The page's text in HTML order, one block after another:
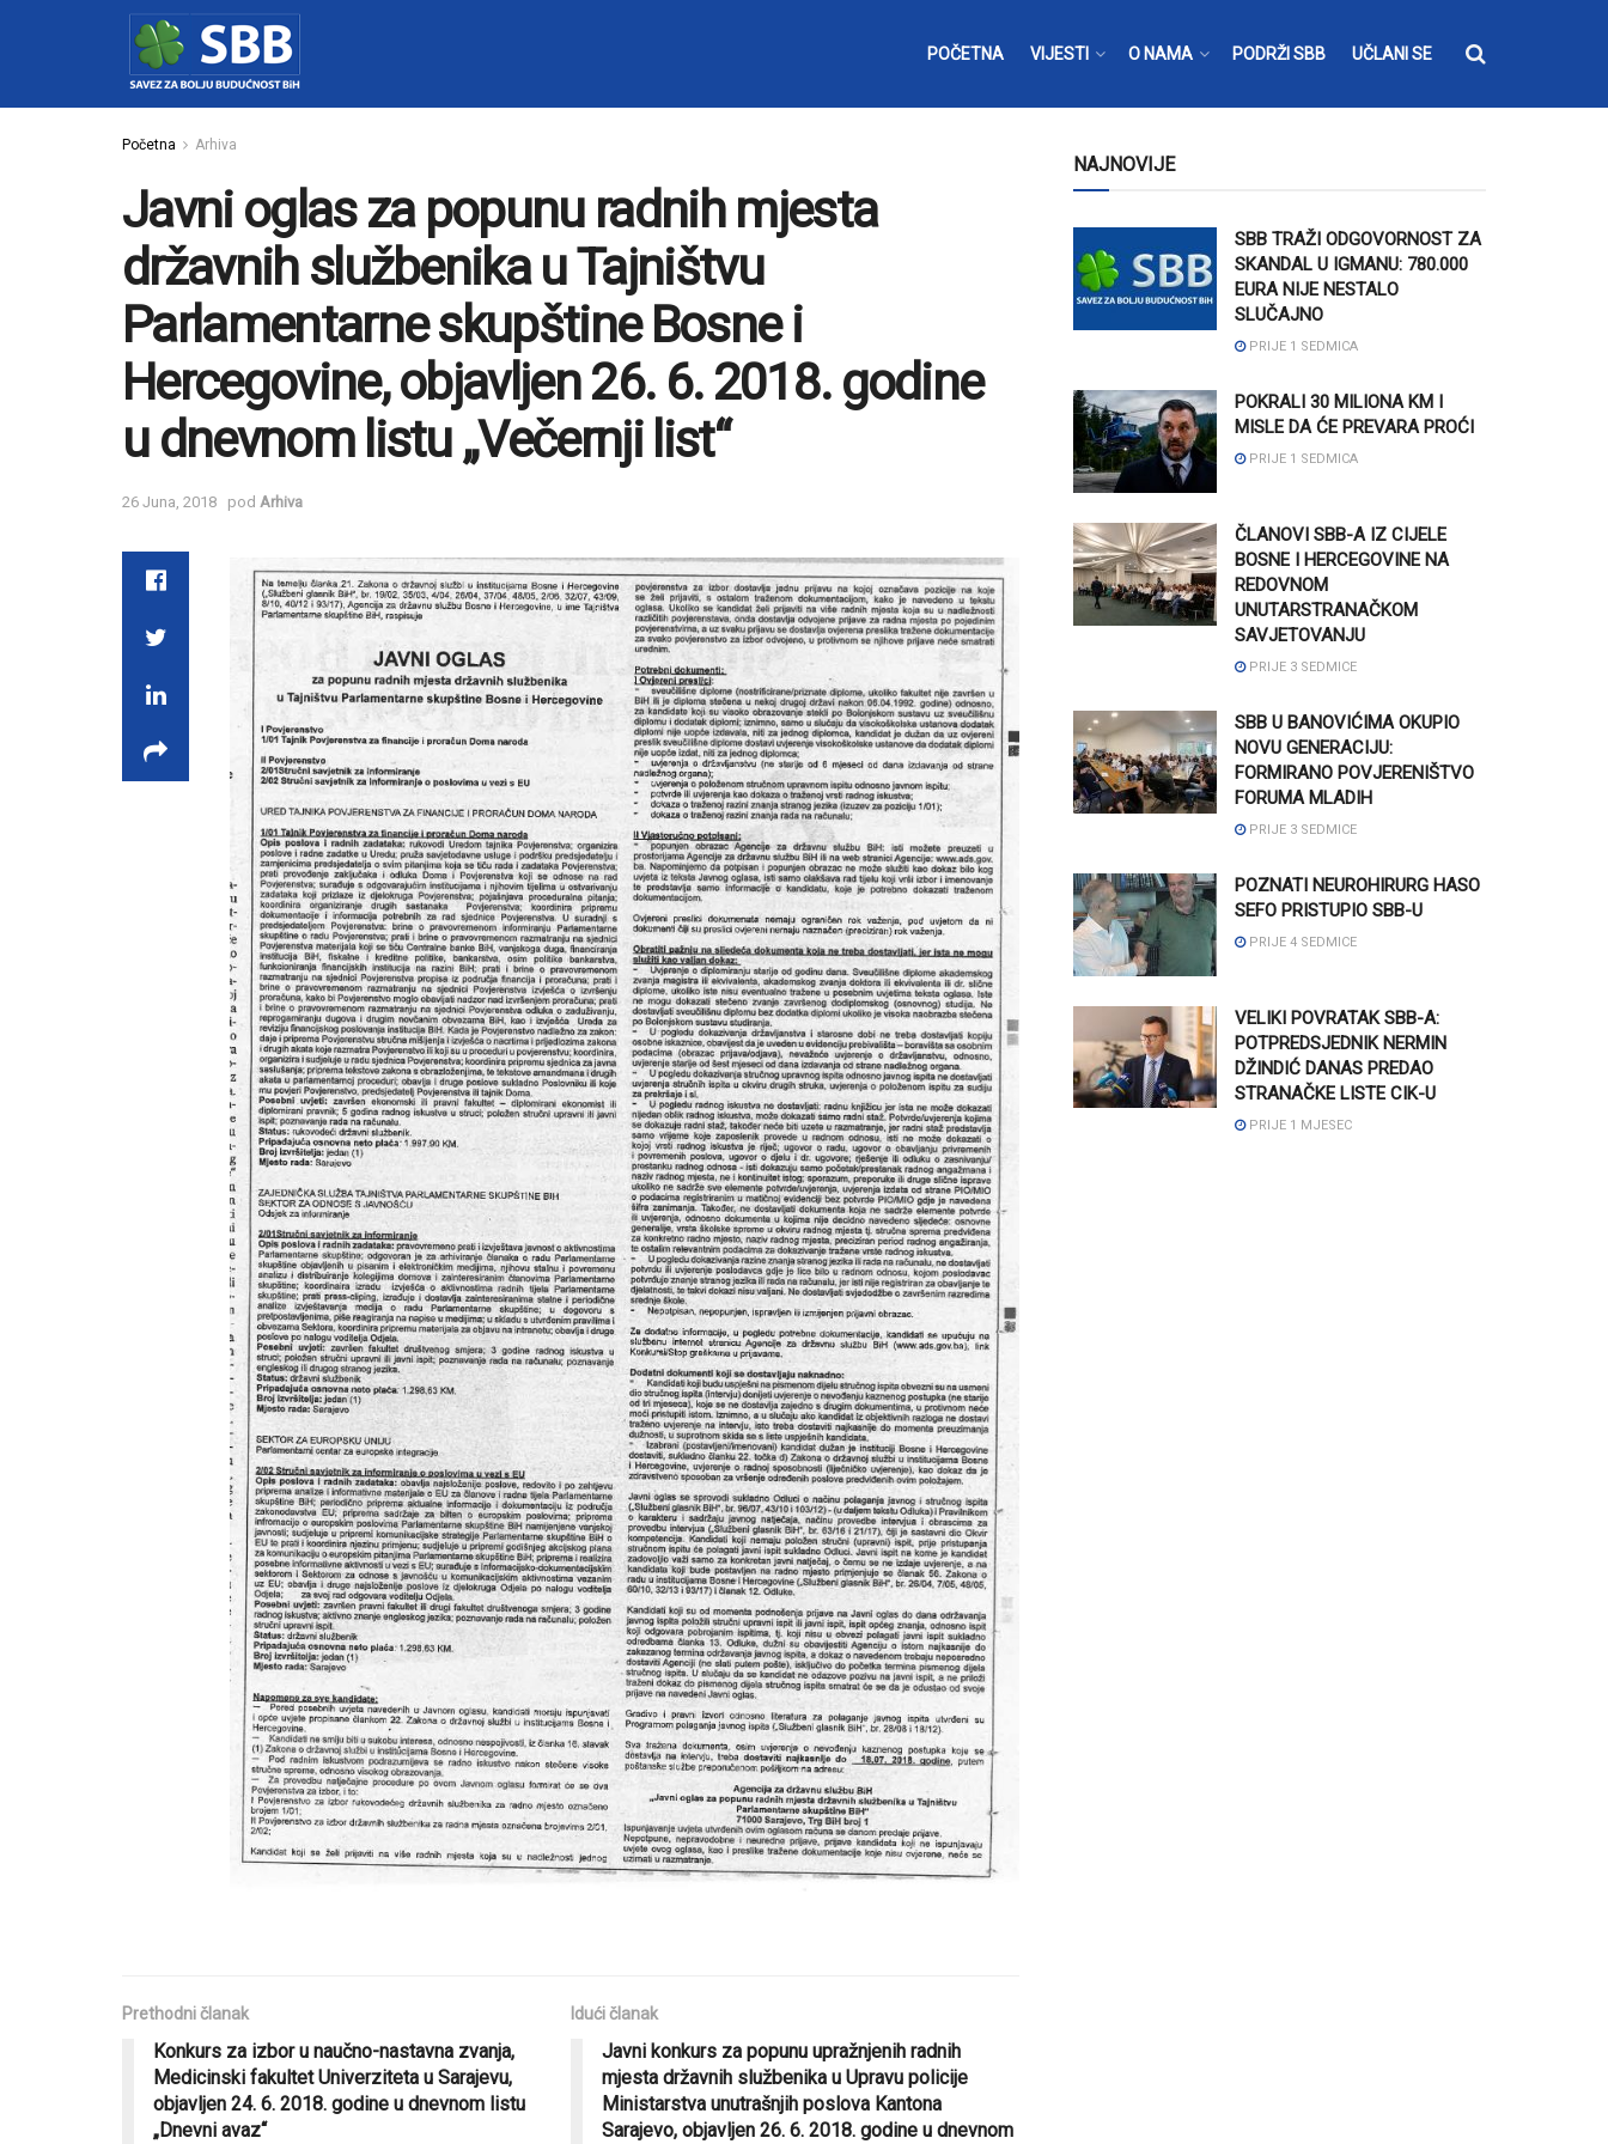
POČETNA VIJESTI O NAMA PODRŽI SBB UČLANI SE
Početna Arhiva
Javni oglas za popunu radnih mjesta
državnih službenika u Tajništvu
Parlamentarne skupštine Bosne i
Hercegovine, objavljen 26. 6. 2018. godine
u dnevnom listu „Večernji list“
26 Juna, 2018 pod Arhiva
Prethodni članak
Konkurs za izbor u naučno-nastavna zvanja,
Medicinski fakultet Univerziteta u Sarajevu,
objavljen 24. 6. 2018. godine u dnevnom listu
„Dnevni avaz“
Idući članak
Javni konkurs za popunu upražnjenih radnih
mjesta državnih službenika u Upravu policije
Ministarstva unutrašnjih poslova Kantona
Sarajevo, objavljen 26. 6. 2018. godine u dnevnom
NAJNOVIJE
SBB TRAŽI ODGOVORNOST ZA
SKANDAL U IGMANU: 780.000
EURA NIJE NESTALO
SLUČAJNO
PRIJE 1 SEDMICA
POKRALI 30 MILIONA KM I
MISLE DA ĆE PREVARA PROĆI
PRIJE 1 SEDMICA
ČLANOVI SBB-A IZ CIJELE
BOSNE I HERCEGOVINE NA
REDOVNOM
UNUTARSTRANAČKOM
SAVJETOVANJU
PRIJE 3 SEDMICE
SBB U BANOVIĆIMA OKUPIO
NOVU GENERACIJU:
FORMIRANO POVJERENIŠTVO
FORUMA MLADIH
PRIJE 3 SEDMICE
POZNATI NEUROHIRURG HASO
SEFO PRISTUPIO SBB-U
PRIJE 4 SEDMICE
VELIKI POVRATAK SBB-A:
POTPREDSJEDNIK NERMIN
DŽINDIĆ DANAS PREDAO
STRANAČKE LISTE CIK-U
PRIJE 1 MJESEC